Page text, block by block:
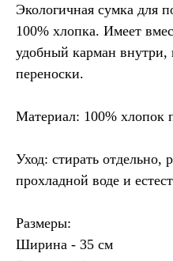
Экологичная сумка для
100% хлопка. Имеет
удобный карман
переноски.
Материал: 100% хлопок
Уход: стирать отдельно,
прохладной воде и
Размеры:
Ширина - 35 см